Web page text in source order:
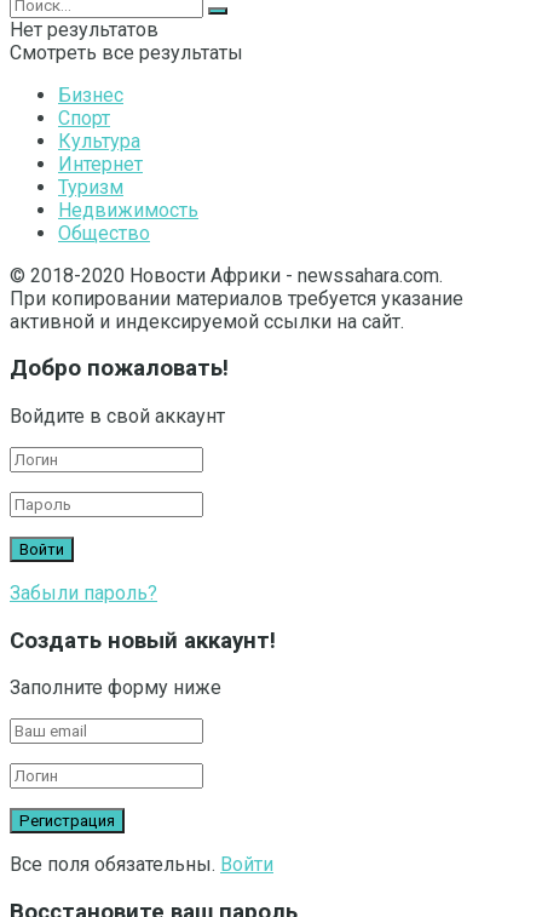
Нет результатов
Смотреть все результаты
Бизнес
Спорт
Культура
Интернет
Туризм
Недвижимость
Общество
© 2018-2020 Новости Африки - newssahara.com.
При копировании материалов требуется указание
активной и индексируемой ссылки на сайт.
Добро пожаловать!
Войдите в свой аккаунт
Забыли пароль?
Создать новый аккаунт!
Заполните форму ниже
Все поля обязательны. Войти